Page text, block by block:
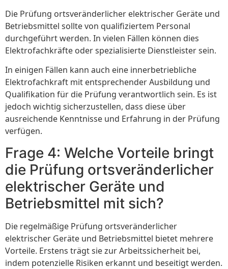
Die Prüfung ortsveränderlicher elektrischer Geräte und
Betriebsmittel sollte von qualifiziertem Personal
durchgeführt werden. In vielen Fällen können dies
Elektrofachkräfte oder spezialisierte Dienstleister sein.
In einigen Fällen kann auch eine innerbetriebliche
Elektrofachkraft mit entsprechender Ausbildung und
Qualifikation für die Prüfung verantwortlich sein. Es ist
jedoch wichtig sicherzustellen, dass diese über
ausreichende Kenntnisse und Erfahrung in der Prüfung
verfügen.
Frage 4: Welche Vorteile bringt
die Prüfung ortsveränderlicher
elektrischer Geräte und
Betriebsmittel mit sich?
Die regelmäßige Prüfung ortsveränderlicher
elektrischer Geräte und Betriebsmittel bietet mehrere
Vorteile. Erstens trägt sie zur Arbeitssicherheit bei,
indem potenzielle Risiken erkannt und beseitigt werden.